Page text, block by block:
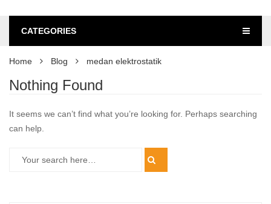
CATEGORIES
Home Blog medan elektrostatik
Nothing Found
It seems we can’t find what you’re looking for. Perhaps searching
can help.